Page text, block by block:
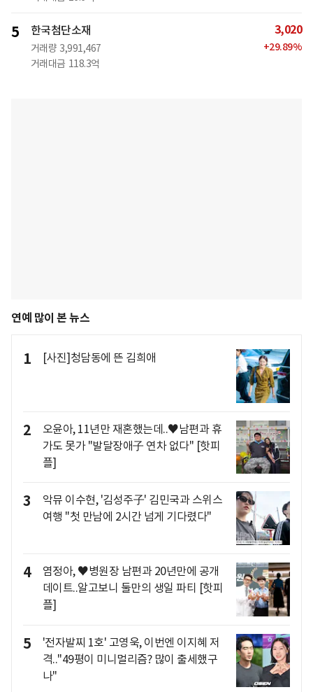
5 한국첨단소재
거래량 3,991,467
거래대금 118.3억
3,020
+29.89%
연예 많이 본 뉴스
1 [사진]청담동에 뜬 김희애
2
오윤아, 11년만 재혼했는데..♥남편과 휴
가도 못가 "발달장애子 연차 없다" [핫피
플]
3
악뮤 이수현, '김성주子' 김민국과 스위스
여행 "첫 만남에 2시간 넘게 기다렸다"
4
염정아, ♥병원장 남편과 20년만에 공개
데이트..알고보니 둘만의 생일 파티 [핫피
플]
5
'전자발찌 1호' 고영욱, 이번엔 이지혜 저
격.."49평이 미니멀리즘? 많이 출세했구
나"